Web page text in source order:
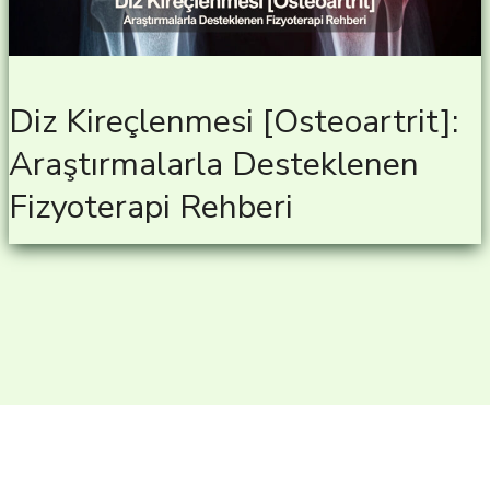
Diz Kireçlenmesi [Osteoartrit]:
Araştırmalarla Desteklenen
Fizyoterapi Rehberi